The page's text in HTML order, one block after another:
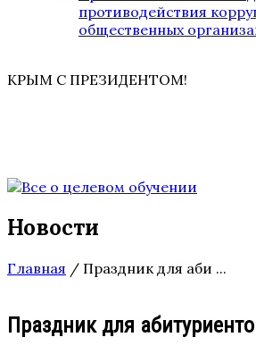
противодействия
общественных
КРЫМ С ПРЕЗИДЕНТОМ!
Новости
Главная / Праздник для аби ...
Праздник для